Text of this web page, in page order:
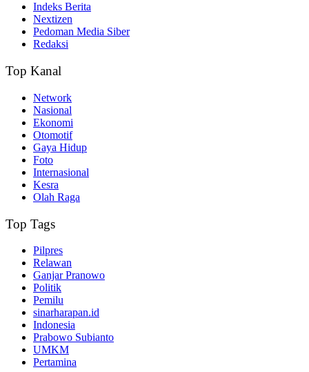
Indeks Berita
Nextizen
Pedoman Media Siber
Redaksi
Top Kanal
Network
Nasional
Ekonomi
Otomotif
Gaya Hidup
Foto
Internasional
Kesra
Olah Raga
Top Tags
Pilpres
Relawan
Ganjar Pranowo
Politik
Pemilu
sinarharapan.id
Indonesia
Prabowo Subianto
UMKM
Pertamina